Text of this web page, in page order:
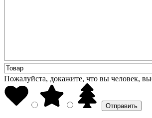
Пожалуйста, докажите, что вы человек,